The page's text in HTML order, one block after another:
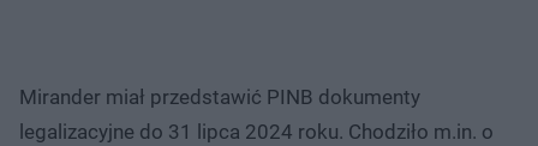
Mirander miał przedstawić PINB dokumenty
legalizacyjne do 31 lipca 2024 roku. Chodziło m.in. o